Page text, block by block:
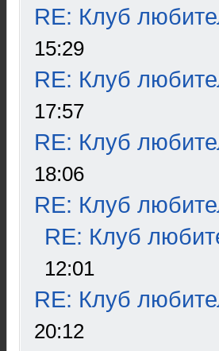
RE: Клуб
15:29
RE: Клуб
17:57
RE: Клуб
18:06
RE: Клуб
RE: Клуб
12:01
RE: Клуб
20:12